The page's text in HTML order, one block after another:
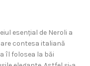
esențial de Neroli a
contesa italiană
îl folosea la băi